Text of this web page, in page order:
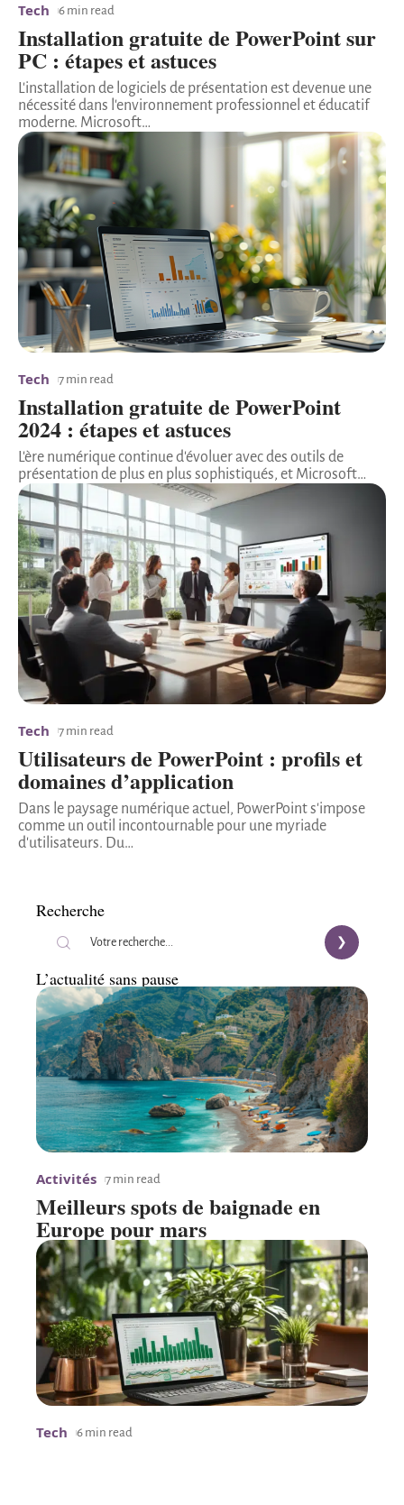
Tech 6 min read
Installation gratuite de PowerPoint sur
PC : étapes et astuces
L'installation de logiciels de présentation est devenue une
nécessité dans l'environnement professionnel et éducatif
moderne. Microsoft…
Tech 7 min read
Installation gratuite de PowerPoint
2024 : étapes et astuces
L'ère numérique continue d'évoluer avec des outils de
présentation de plus en plus sophistiqués, et Microsoft…
Tech 7 min read
Utilisateurs de PowerPoint : profils et
domaines d’application
Dans le paysage numérique actuel, PowerPoint s'impose
comme un outil incontournable pour une myriade
d'utilisateurs. Du…
Recherche
L’actualité sans pause
Activités 7 min read
Meilleurs spots de baignade en
Europe pour mars
Tech 6 min read